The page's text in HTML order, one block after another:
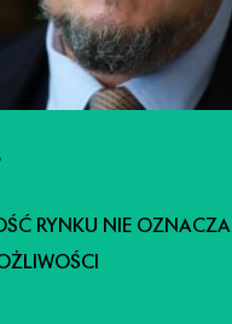
RYNKU NIE OZNACZA